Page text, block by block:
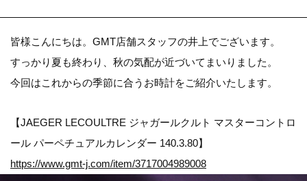
皆様こんにちは。GMT店舗スタッフの井上でございます。
すっかり夏も終わり、秋の気配が近づいてまいりました。
今回はこれからの季節に合うお時計をご紹介いたします。
【JAEGER LECOULTRE ジャガールクルト マスターコントロ
ール パーペチュアルカレンダー 140.3.80】
https://www.gmt-j.com/item/3717004989008